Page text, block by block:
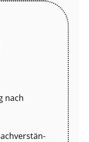
nach